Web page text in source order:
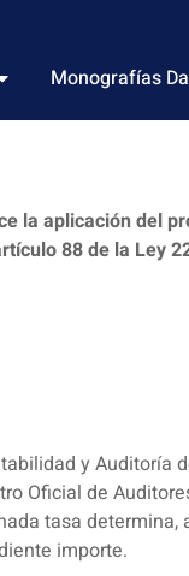
Monografías
la aplicación del
88 de la Ley
y Auditoría
Oficial de
tasa determina,
importe.